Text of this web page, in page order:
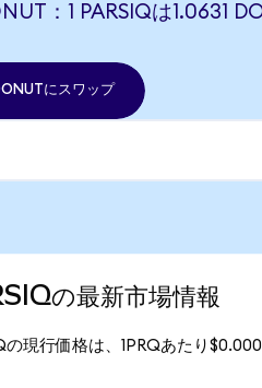
：1 PARSIQは1.0631
にスワップ
の最新市場情報
の現行価格は、1PRQあたり